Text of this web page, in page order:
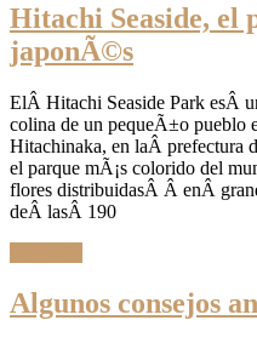
Hitachi Seaside, el
japonÃ©s
ElÂ Hitachi Seaside Park esÂ
colina de un pequeÃ±o pueblo
Hitachinaka, en laÂ prefectura
el parque mÃ¡s colorido del
flores distribuidasÂ Â enÂ
deÂ lasÂ 190
Algunos consejos